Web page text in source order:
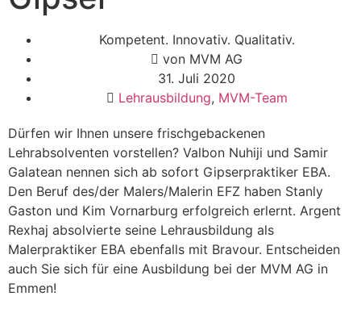
Kompetent. Innovativ. Qualitativ.
von MVM AG
31. Juli 2020
Lehrausbildung, MVM-Team
Dürfen wir Ihnen unsere frischgebackenen
Lehrabsolventen vorstellen? Valbon Nuhiji und Samir
Galatean nennen sich ab sofort Gipserpraktiker EBA.
Den Beruf des/der Malers/Malerin EFZ haben Stanly
Gaston und Kim Vornarburg erfolgreich erlernt. Argent
Rexhaj absolvierte seine Lehrausbildung als
Malerpraktiker EBA ebenfalls mit Bravour. Entscheiden
auch Sie sich für eine Ausbildung bei der MVM AG in
Emmen!